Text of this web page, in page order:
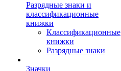
Разрядные знаки и
классификационные
книжки
Классификационные
книжки
Разрядные знаки
Значки